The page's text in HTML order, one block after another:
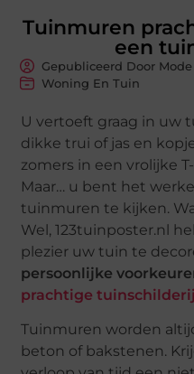
Tuinmuren
een
Gepubliceerd Door
Woning En Tuin
U vertoeft graag in uw
dikke trui of jas en
zomers in een vrolijke
Maar… u bent het
tuinmuren te kijken.
Wel, 123tuinposter.nl
plezier uw tuin te
persoonlijke
prachtige
Tuinmuren worden
beton of bakstenen.